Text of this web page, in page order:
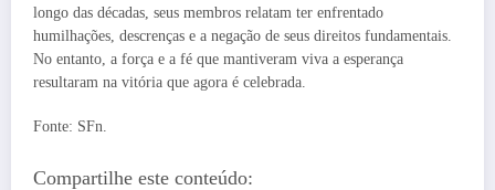
longo das décadas, seus membros relatam ter enfrentado
humilhações, descrenças e a negação de seus direitos fundamentais.
No entanto, a força e a fé que mantiveram viva a esperança
resultaram na vitória que agora é celebrada.
Fonte: SFn.
Compartilhe este conteúdo: